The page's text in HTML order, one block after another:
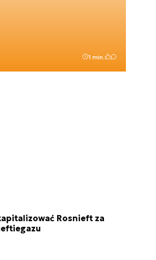
1 min.
Rosnieft za